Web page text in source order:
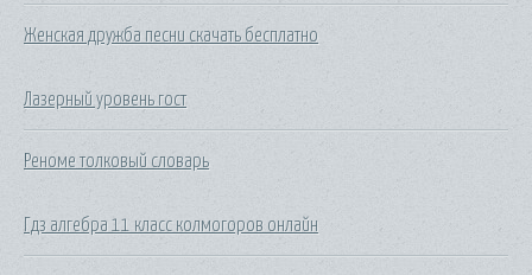
Женская дружба песни скачать бесплатно
Лазерный уровень гост
Реноме толковый словарь
Гдз алгебра 11 класс колмогоров онлайн